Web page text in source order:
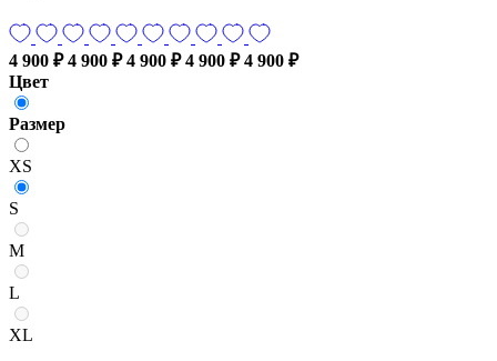
4 900 ₽ 4 900 ₽ 4 900 ₽ 4 900 ₽ 4 900 ₽
Цвет
Размер
XS
S
M
L
XL